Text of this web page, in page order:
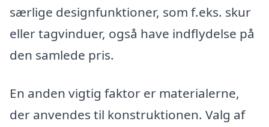
særlige designfunktioner, som f.eks. skur
eller tagvinduer, også have indflydelse på
den samlede pris.
En anden vigtig faktor er materialerne,
der anvendes til konstruktionen. Valg af